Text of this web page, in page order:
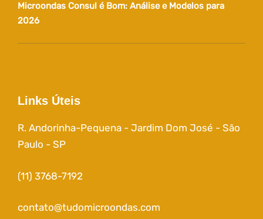
Microondas Consul é Bom: Análise e Modelos para
2026
Links Úteis
R. Andorinha-Pequena - Jardim Dom José - São
Paulo - SP
(11) 3768-7192
contato@tudomicroondas.com